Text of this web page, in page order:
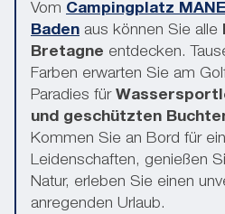
Vom Campingplatz
Baden aus können Sie alle
Bretagne entdecken.
Farben erwarten Sie am
Paradies für
und geschützten
Kommen Sie an Bord für
Leidenschaften, genießen
Natur, erleben Sie einen
anregenden Urlaub.